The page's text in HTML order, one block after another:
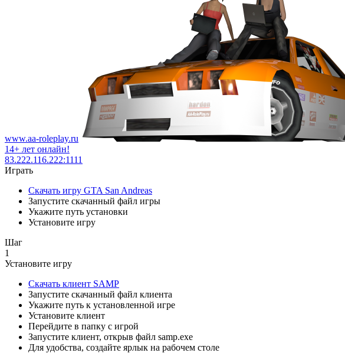
www.aa-roleplay.ru
14+ лет онлайн!
83.222.116.222:1111
Играть
Скачать игру GTA San Andreas
Запустите скачанный файл игры
Укажите путь установки
Установите игру
Шаг
1
Установите игру
Скачать клиент SAMP
Запустите скачанный файл клиента
Укажите путь к установленной игре
Установите клиент
Перейдите в папку с игрой
Запустите клиент, открыв файл samp.exe
Для удобства, создайте ярлык на рабочем столе